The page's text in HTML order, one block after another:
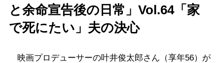
と余命宣告後の日常」Vol.64「家
で死にたい」夫の決心
映画プロデューサーの叶井俊太郎さん（享年56）が